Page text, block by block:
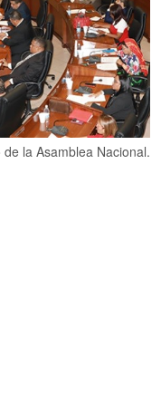
de la Asamblea Nacional.